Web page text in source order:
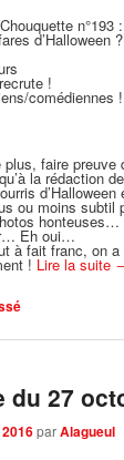
n°193 :
d’Halloween ?
!
comédiennes !
faire preuve
la rédaction
ou moins subtil
honteuses…
Eh oui…
à fait franc, on
! Lire la suite
du 27
parAlagueul